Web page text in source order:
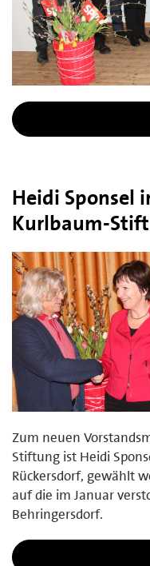
Heidi Sponsel
Kurlbaum-
Zum neuen
Stiftung ist Heidi
Rückersdorf, gewählt
auf die im Januar
Behringersdorf.